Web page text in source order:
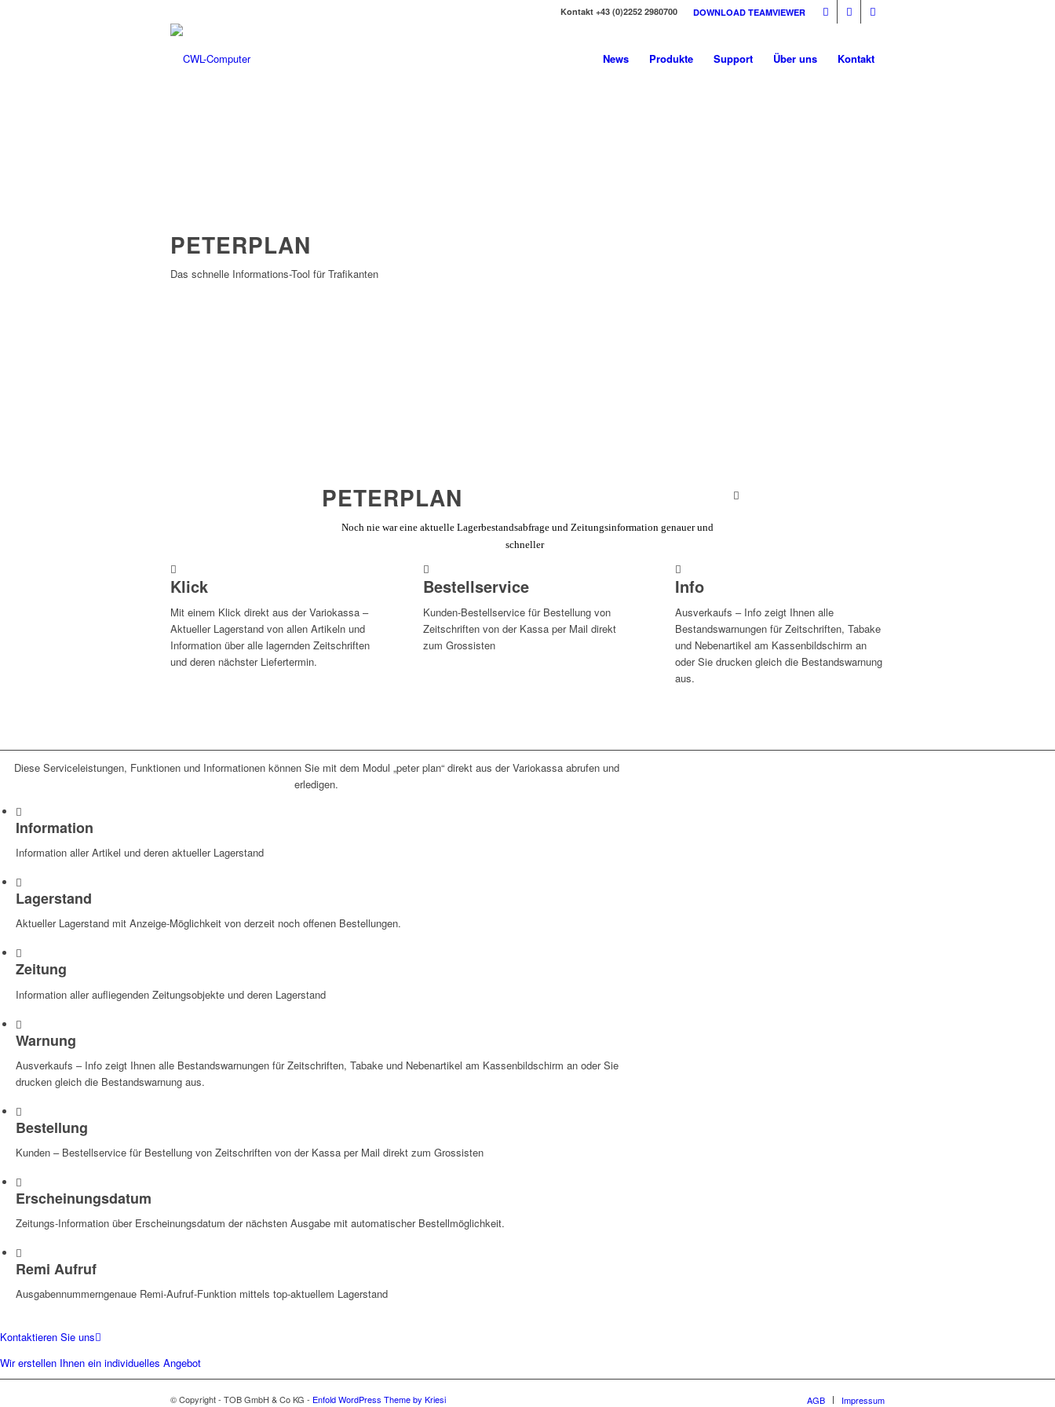
DOWNLOAD TEAMVIEWER
Kontakt +43 (0)2252 2980700
News Produkte Support Über uns Kontakt
PETERPLAN
Das schnelle Informations-Tool für Trafikanten
PETERPLAN
Noch nie war eine aktuelle Lagerbestandsabfrage und Zeitungsinformation genauer und
schneller
Klick
Mit einem Klick direkt aus der Variokassa –
Aktueller Lagerstand von allen Artikeln und
Information über alle lagernden Zeitschriften
und deren nächster Liefertermin.
Bestellservice
Kunden-Bestellservice für Bestellung von
Zeitschriften von der Kassa per Mail direkt
zum Grossisten
Info
Ausverkaufs – Info zeigt Ihnen alle
Bestandswarnungen für Zeitschriften, Tabake
und Nebenartikel am Kassenbildschirm an
oder Sie drucken gleich die Bestandswarnung
aus.
Diese Serviceleistungen, Funktionen und Informationen können Sie mit dem Modul „peter plan“ direkt aus der Variokassa abrufen und
erledigen.
Information
Information aller Artikel und deren aktueller Lagerstand
Lagerstand
Aktueller Lagerstand mit Anzeige-Möglichkeit von derzeit noch offenen Bestellungen.
Zeitung
Information aller aufliegenden Zeitungsobjekte und deren Lagerstand
Warnung
Ausverkaufs – Info zeigt Ihnen alle Bestandswarnungen für Zeitschriften, Tabake und Nebenartikel am Kassenbildschirm an oder Sie
drucken gleich die Bestandswarnung aus.
Bestellung
Kunden – Bestellservice für Bestellung von Zeitschriften von der Kassa per Mail direkt zum Grossisten
Erscheinungsdatum
Zeitungs-Information über Erscheinungsdatum der nächsten Ausgabe mit automatischer Bestellmöglichkeit.
Remi Aufruf
Ausgabennummerngenaue Remi-Aufruf-Funktion mittels top-aktuellem Lagerstand
Kontaktieren Sie uns
Wir erstellen Ihnen ein individuelles Angebot
© Copyright - TOB GmbH & Co KG - Enfold WordPress Theme by Kriesi AGB Impressum